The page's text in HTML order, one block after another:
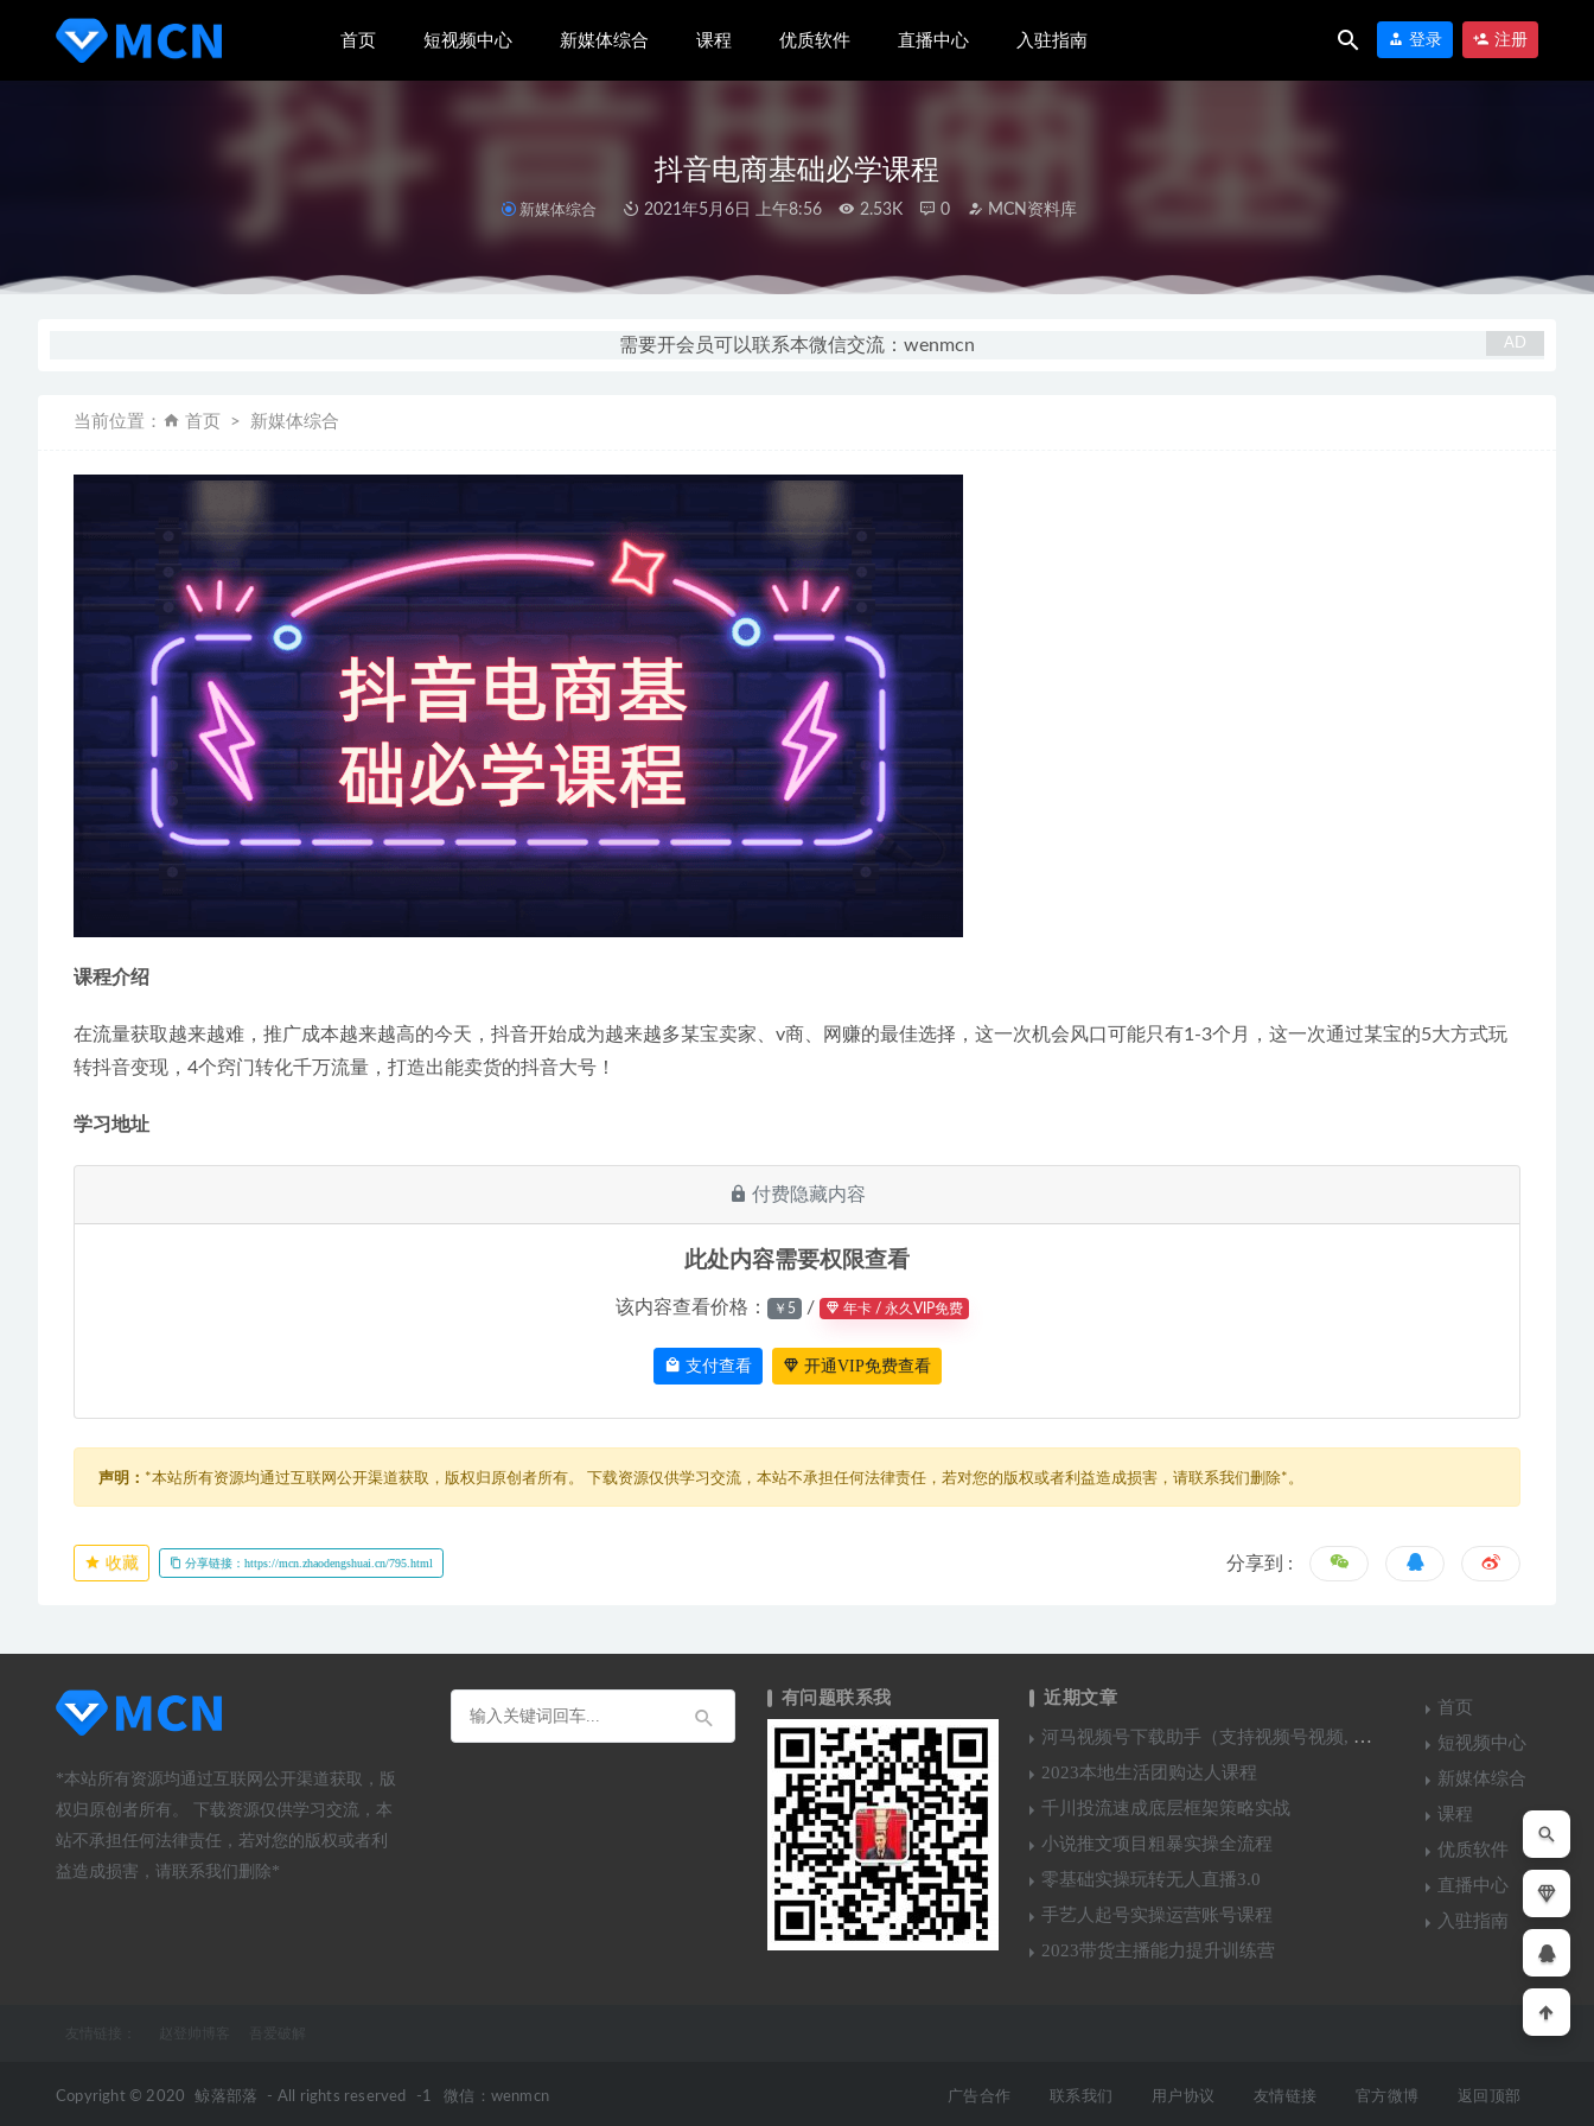
首页 短视频中心 新媒体综合 课程 优质软件 直播中心 入驻指南 登录 注册
抖音电商基础必学课程
新媒体综合 2021年5月6日 上午8:56 2.53K 0 MCN资料库
需要开会员可以联系本微信交流：wenmcn
当前位置： 首页 新媒体综合
课程介绍
在流量获取越来越难，推广成本越来越高的今天，抖音开始成为越来越多某宝卖家、v商、网赚的最佳选择，这一次机会风口可能只有1-3个月，这一次通过某宝的5大方式玩
转抖音变现，4个窍门转化千万流量，打造出能卖货的抖音大号！
学习地址
付费隐藏内容
此处内容需要权限查看
该内容查看价格： ￥5 / 年卡 / 永久VIP免费
支付查看 开通VIP免费查看
声明： *本站所有资源均通过互联网公开渠道获取，版权归原创者所有。 下载资源仅供学习交流，本站不承担任何法律责任，若对您的版权或者利益造成损害，请联系我们删除*。
收藏 分享链接：https://mcn.zhaodengshuai.cn/795.html 分享到 :
*本站所有资源均通过互联网公开渠道获取，版
权归原创者所有。 下载资源仅供学习交流，本
站不承担任何法律责任，若对您的版权或者利
益造成损害，请联系我们删除*
有问题联系我 近期文章
河马视频号下载助手（支持视频号视频, 直播,回放下载）
2023本地生活团购达人课程
千川投流速成底层框架策略实战
小说推文项目粗暴实操全流程
零基础实操玩转无人直播3.0
手艺人起号实操运营账号课程
2023带货主播能力提升训练营
首页
短视频中心
新媒体综合
课程
优质软件
直播中心
入驻指南
吾爱破解
Copyright © 2020 鲸落部落 - All rights reserved -1 微信：wenmcn 广告合作 联系我们 用户协议 友情链接 官方微博 返回顶部
万兴PDF专家—- PDFelement v7.6.8.5031便携特别版 2020-11-14
新手实操今日头条视频7天 日收益突破300的实战玩法 2021-08-17